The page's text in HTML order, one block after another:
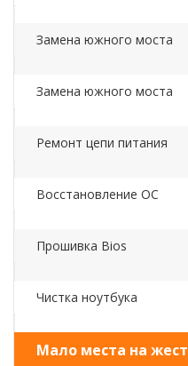
Замена южного моста
Замена южного моста
Ремонт цепи питания
Восстановление ОС
Прошивка Bios
Чистка ноутбука
Мало места на